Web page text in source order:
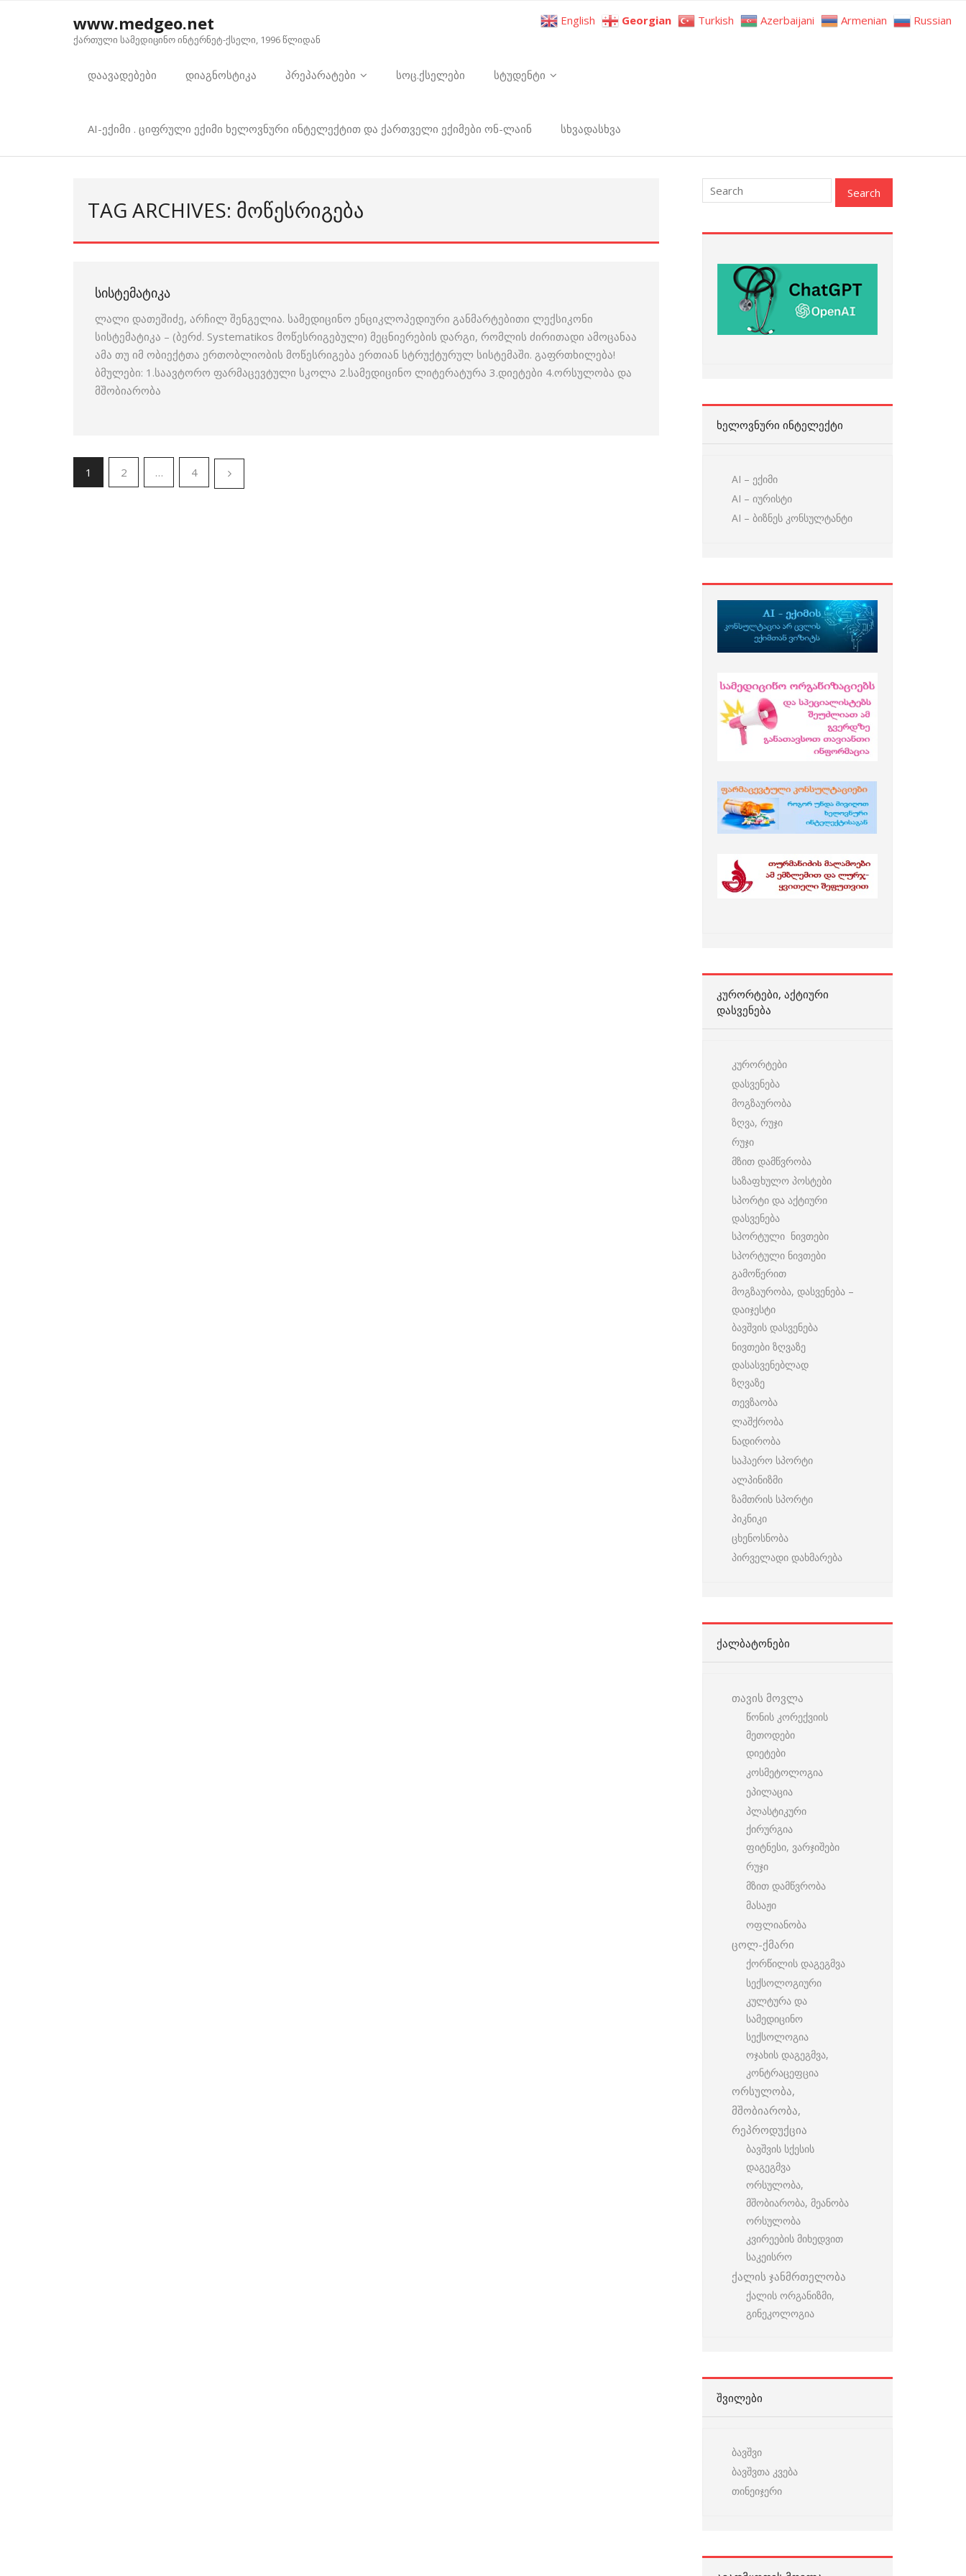
www.medgeo.net
ქართული სამედიცინო ინტერნეტ-ქსელი, 1996 წლიდან
დაავადებები დიაგნოსტიკა პრეპარატები სოც.ქსელები სტუდენტი
AI-ექიმი . ციფრული ექიმი ხელოვნური ინტელექტით და ქართველი ექიმები ონ-ლაინ სხვადასხვა
TAG ARCHIVES: ᲛᲝᲬᲔᲡᲠᲘᲒᲔᲑᲐ
ᲡᲘᲡᲢᲔᲛᲐᲢᲘᲙᲐ
ლალი დათეშიძე, არჩილ შენგელია. სამედიცინო ენციკლოპედიური განმარტებითი ლექსიკონი
სისტემატიკა – (ბერძ. Systematikos მოწესრიგებული) მეცნიერების დარგი, რომლის ძირითადი ამოცანაა
ამა თუ იმ ობიექტთა ერთობლიობის მოწესრიგება ერთიან სტრუქტურულ სისტემაში. გაფრთხილება!
ბმულები: 1.საავტორო ფარმაცევტული სკოლა 2.სამედიცინო ლიტერატურა 3.დიეტები 4.ორსულობა და
მშობიარობა
1 2 … 4
ᲮᲔᲚᲝᲕᲜᲣᲠᲘ ᲘᲜᲢᲔᲚᲔᲥᲢᲘ
AI – ექიმი
AI – იურისტი
AI – ბიზნეს კონსულტანტი
ᲙᲣᲠᲝᲠᲢᲔᲑᲘ, ᲐᲥᲢᲘᲣᲠᲘ
ᲓᲐᲡᲕᲔᲜᲔᲑᲐ
კურორტები
დასვენება
მოგზაურობა
ზღვა, რუჯი
რუჯი
მზით დამწვრობა
საზაფხულო პოსტები
სპორტი და აქტიური
დასვენება
სპორტული ნივთები
სპორტული ნივთები
გამოწერით
მოგზაურობა, დასვენება –
დაიჯესტი
ბავშვის დასვენება
ნივთები ზღვაზე
დასასვენებლად
ზღვაზე
თევზაობა
ლაშქრობა
ნადირობა
საჰაერო სპორტი
ალპინიზმი
ზამთრის სპორტი
პიკნიკი
ცხენოსნობა
პირველადი დახმარება
ᲥᲐᲚᲑᲐᲢᲝᲜᲔᲑᲘ
თავის მოვლა
წონის კორექვიის
მეთოდები
დიეტები
კოსმეტოლოგია
ეპილაცია
პლასტიკური
ქირურგია
ფიტნესი, ვარჯიშები
რუჯი
მზით დამწვრობა
მასაჟი
ოფლიანობა
ცოლ-ქმარი
ქორწილის დაგეგმვა
სექსოლოგიური
კულტურა და
სამედიცინო
სექსოლოგია
ოჯახის დაგეგმვა,
კონტრაცეფცია
ორსულობა,
მშობიარობა,
რეპროდუქცია
ბავშვის სქესის
დაგეგმვა
ორსულობა,
მშობიარობა, მეანობა
ორსულობა
კვირეების მიხედვით
საკეისრო
ქალის ჯანმრთელობა
ქალის ორგანიზმი,
გინეკოლოგია
ᲨᲕᲘᲚᲔᲑᲘ
ბავშვი
ბავშვთა კვება
თინეიჯერი
English Georgian Turkish Azerbaijani Armenian Russian